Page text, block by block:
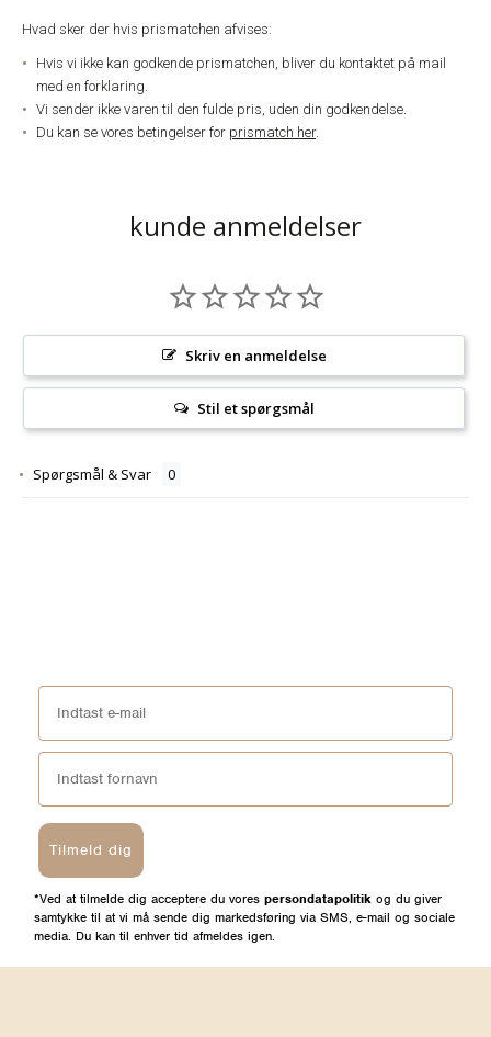
Hvad sker der hvis prismatchen afvises:
Hvis vi ikke kan godkende prismatchen, bliver du kontaktet på mail
med en forklaring.
Vi sender ikke varen til den fulde pris, uden din godkendelse.
Du kan se vores betingelser for prismatch her.
kunde anmeldelser
Skriv en anmeldelse
Stil et spørgsmål
Spørgsmål & Svar
Tilmeld dig
*Ved at tilmelde dig acceptere du vores persondatapolitik og du giver
samtykke til at vi må sende dig markedsføring via SMS, e-mail og sociale
media. Du kan til enhver tid afmeldes igen.